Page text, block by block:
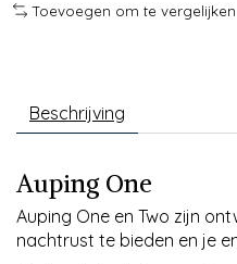
Toevoegen om te vergelijken
Beschrijving
Auping One
Auping One en Two zijn
nachtrust te bieden en je